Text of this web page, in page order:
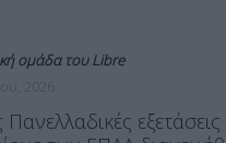
ομάδα του Libre
Πανελλαδικές